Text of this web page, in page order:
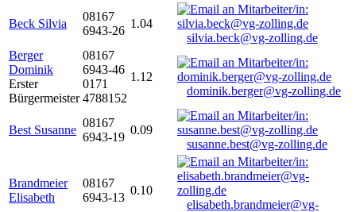
Beck Silvia
08167
6943-26
1.04
silvia.beck@vg-zolling.de
Berger
Dominik
Erster
Bürgermeister
08167
6943-46
0171
4788152
1.12
dominik.berger@vg-zolling.de
Best Susanne
08167
6943-19
0.09
susanne.best@vg-zolling.de
Brandmeier
Elisabeth
08167
6943-13
0.10
elisabeth.brandmeier@vg-